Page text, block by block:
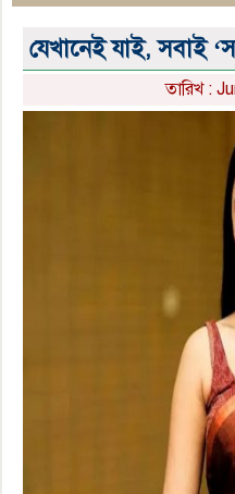
যেখানেই যাই, সবাই
তারিখ :